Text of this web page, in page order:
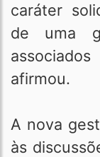
caráter
de uma
afirmou.
A nova
às